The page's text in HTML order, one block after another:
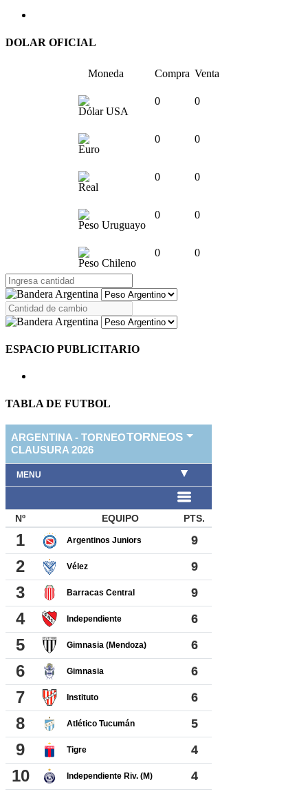
DOLAR OFICIAL
Moneda Compra Venta
Dólar USA
0 0
Euro
0 0
Real
0 0
Peso Uruguayo
0 0
Peso Chileno
0 0
ESPACIO PUBLICITARIO
TABLA DE FUTBOL